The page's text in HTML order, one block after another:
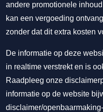
andere promotionele
kan een vergoeding
zonder dat dit extra kosten
De informatie op deze
in realtime verstrekt en is
Raadpleeg onze
informatie op de website
disclaimer/